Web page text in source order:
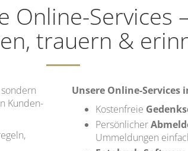
Online-Services
trauern &
Kunden-
Unsere Online-Services
Kostenfreie
Persönlicher
Ummeldungen